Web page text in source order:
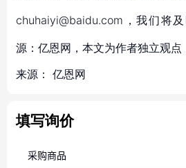
chuhaiyi@baidu.com，我们将
源：亿恩网，本文为作者独立观点
来源： 亿恩网
填写询价